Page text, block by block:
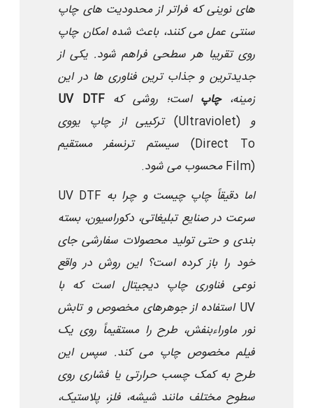
های نوینی که فراتر از محدودیت های چاپ
سنتی عمل می کنند، باعث شده امکان چاپ
روی تقریبا هر سطحی فراهم شود. یکی از
جدیدترین و جذاب ترین فناوری ها در این
زمینه،چاپ UV DTFاست؛ روشی که
ترکیبی از چاپ یووی(Ultraviolet)و
سیستم ترنسفر مستقیم(Direct To
Film) محسوب می شود.
اما دقیقاً چاپ UV DTFچیست و چرا به
سرعت در صنایع تبلیغاتی، دکوراسیون، بسته
بندی و حتی تولید محصولات سفارشی جای
خود را باز کرده است؟ این روش در واقع
نوعی فناوری چاپ دیجیتال است که با
استفاده از جوهرهای مخصوصUV
و تابش
نور ماوراءبنفش، طرح را مستقیماً روی یک
فیلم مخصوص چاپ می کند. سپس این
طرح به کمک چسب حرارتی یا فشاری روی
سطوح مختلف مانند شیشه، فلز، پلاستیک،